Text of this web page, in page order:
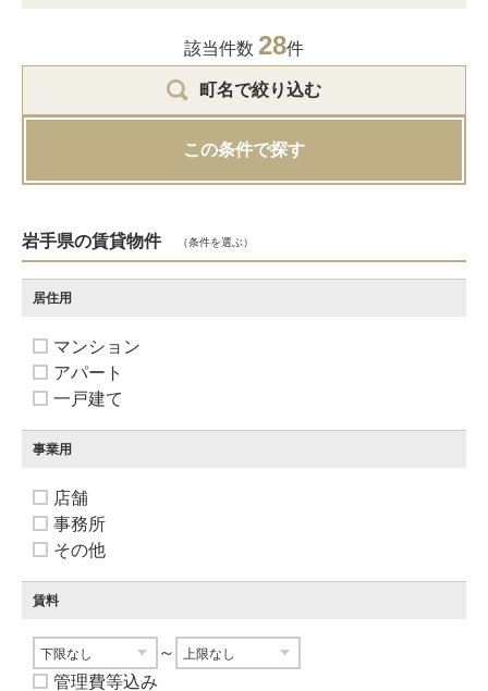
該当件数 28件
町名で絞り込む
この条件で探す
岩手県の賃貸物件 （条件を選ぶ）
居住用
マンション
アパート
一戸建て
事業用
店舗
事務所
その他
賃料
～
管理費等込み